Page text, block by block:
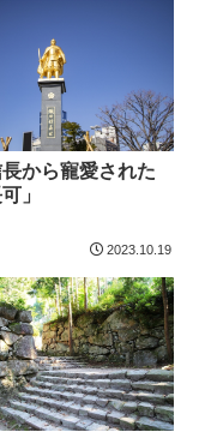
から寵愛された
」
2023.10.19